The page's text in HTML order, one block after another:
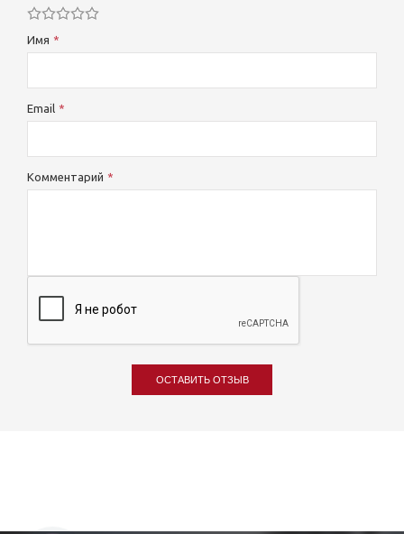
Имя
Email
Комментарий
ОСТАВИТЬ ОТЗЫВ